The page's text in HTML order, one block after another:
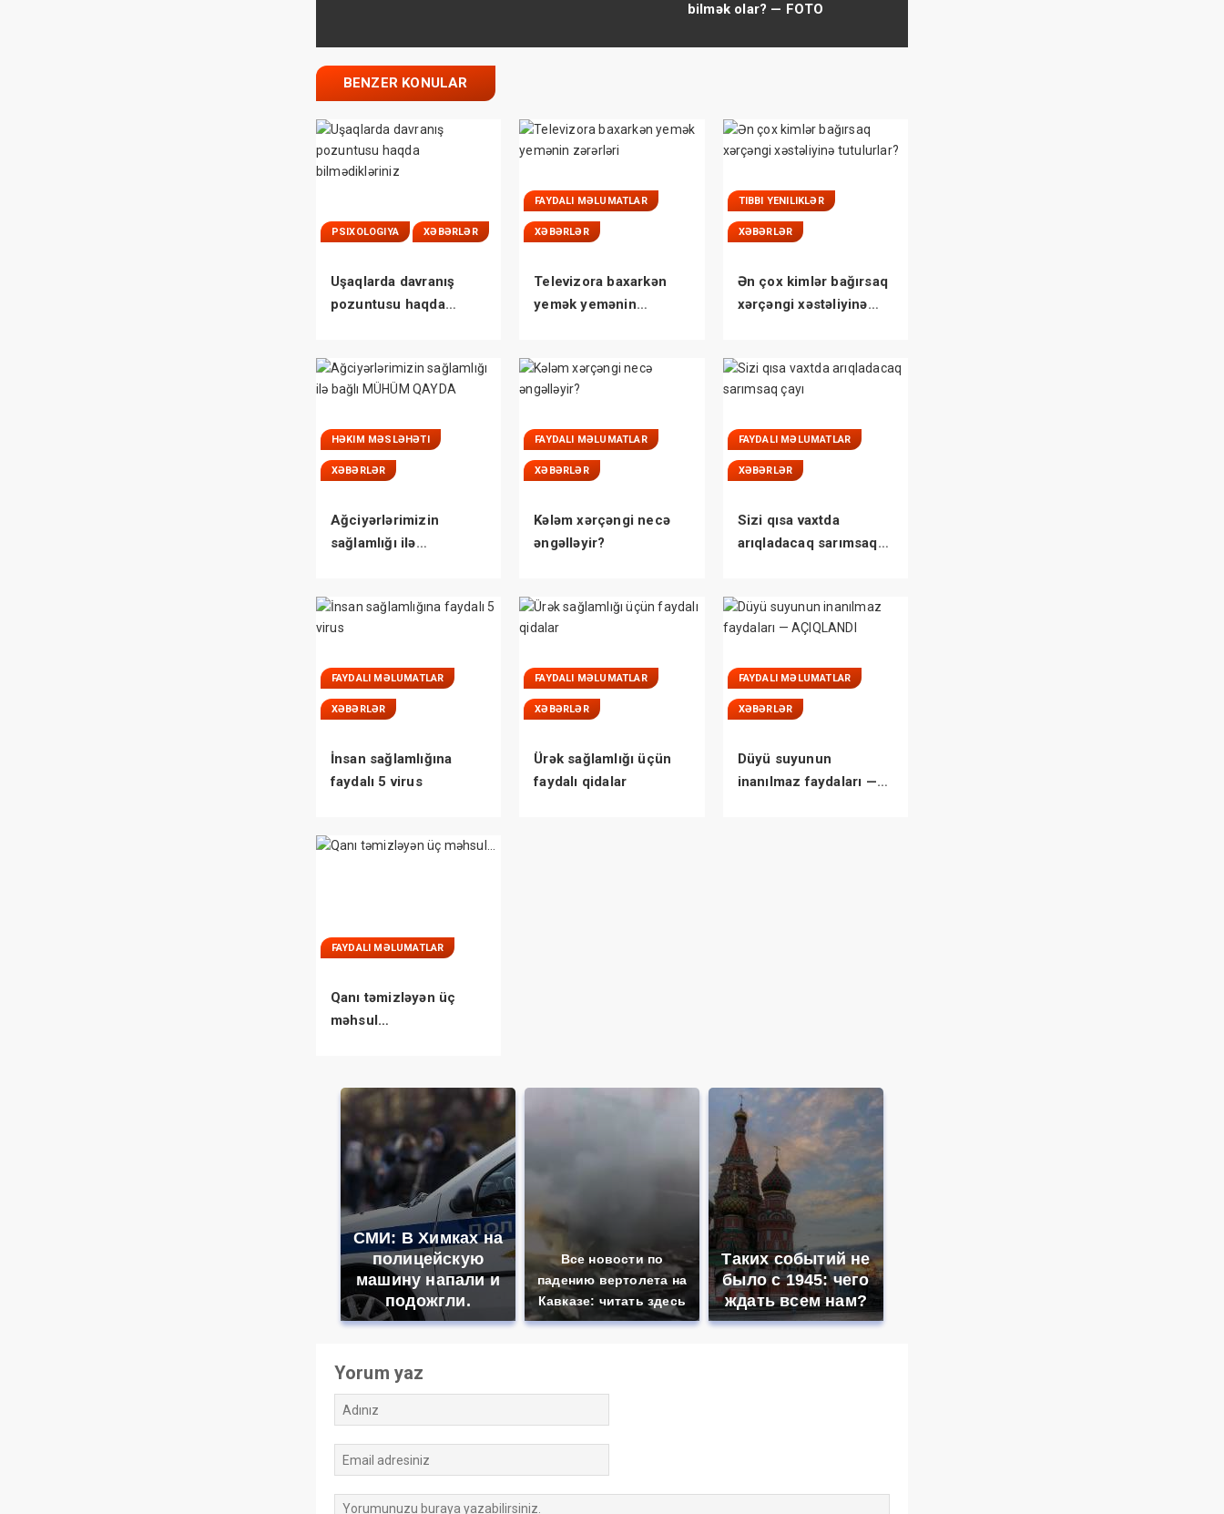
bilmək olar? — FOTO
BENZER KONULAR
PSIXOLOGIYA XƏBƏRLƏR
Uşaqlarda davranış
pozuntusu haqda
FAYDALI MƏLUMATLAR
XƏBƏRLƏR
Televizora baxarkən
yemək yemənin
TIBBI YENILIKLƏR
XƏBƏRLƏR
Ən çox kimlər bağırsaq
xərçəngi xəstəliyinə
HƏKIM MƏSLƏHƏTI
XƏBƏRLƏR
Ağciyərlərimizin
sağlamlığı ilə
FAYDALI MƏLUMATLAR
XƏBƏRLƏR
Kələm xərçəngi necə
əngəlləyir?
FAYDALI MƏLUMATLAR
XƏBƏRLƏR
Sizi qısa vaxtda
arıqladacaq sarımsaq
FAYDALI MƏLUMATLAR
XƏBƏRLƏR
İnsan sağlamlığına
faydalı 5 virus
FAYDALI MƏLUMATLAR
XƏBƏRLƏR
Ürək sağlamlığı üçün
faydalı qidalar
FAYDALI MƏLUMATLAR
XƏBƏRLƏR
Düyü suyunun
inanılmaz faydaları —
FAYDALI MƏLUMATLAR
Qanı təmizləyən üç
məhsul…
СМИ: В Химках на
полицейскую
машину напали и
подожгли.
Все новости по
падению вертолета на
Кавказе: читать здесь
Таких событий не
было с 1945: чего
ждать всем нам?
Yorum yaz